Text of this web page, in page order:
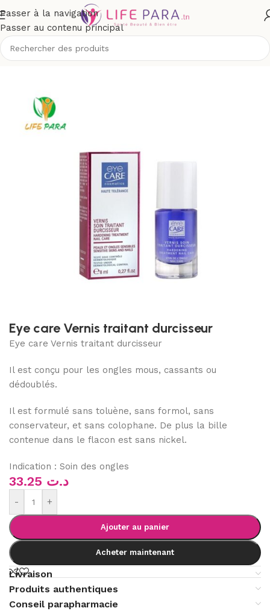
Passer à la navigation
Passer au contenu principal
Accueil/Boutique/Corps/Vernis à ongles
Eye care Vernis traitant durcisseur
Eye care Vernis traitant durcisseur
Il est conçu pour les ongles mous, cassants ou
dédoublés.
Il est formulé sans toluène, sans formol, sans
conservateur, et sans colophane. De plus la bille
contenue dans le flacon est sans nickel.
Indication : Soin des ongles
د.ت
- +
Ajouter au panier
Acheter maintenant
Livraison
Produits authentiques
Conseil parapharmacie